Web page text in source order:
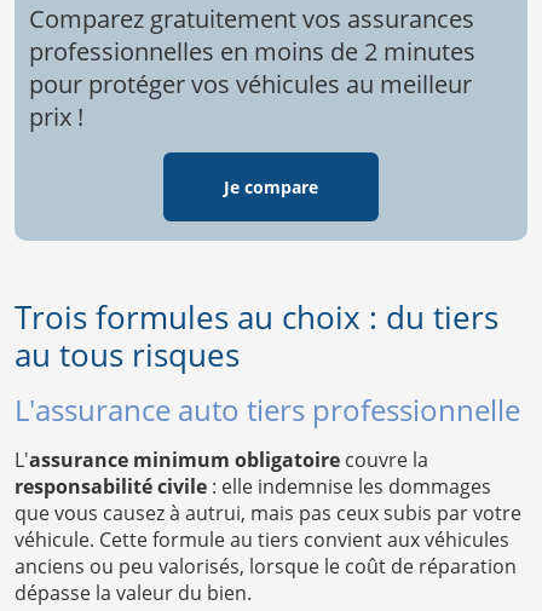
Comparez gratuitement vos assurances
professionnelles en moins de 2 minutes
pour protéger vos véhicules au meilleur
prix !
Je compare
Trois formules au choix : du tiers
au tous risques
L'assurance auto tiers professionnelle
L'assurance minimum obligatoire couvre la
responsabilité civile : elle indemnise les dommages
que vous causez à autrui, mais pas ceux subis par votre
véhicule. Cette formule au tiers convient aux véhicules
anciens ou peu valorisés, lorsque le coût de réparation
dépasse la valeur du bien.